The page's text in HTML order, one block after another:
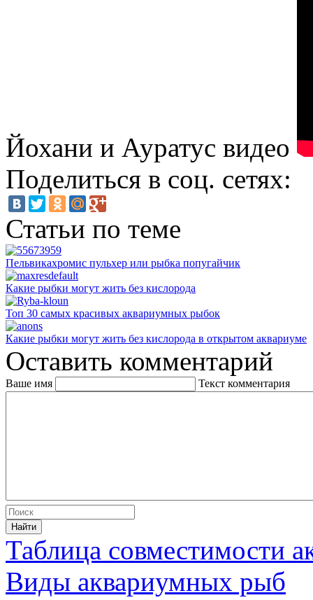
Йохани и Ауратус видео
Поделиться в соц. сетях:
Статьи по теме
Пельвикахромис пульхер или рыбка попугайчик
Какие рыбки могут жить без кислорода
Топ 30 самых красивых аквариумных рыбок
Какие рыбки могут жить без кислорода в открытом аквариуме
Оставить комментарий
Ваше имя Текст комментария
Таблица совместимости
Виды аквариумных рыб